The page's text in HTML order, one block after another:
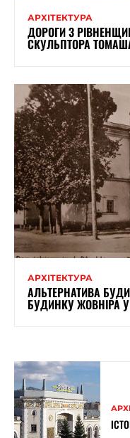
АРХІТЕКТУРА
ДОРОГИ З
СКУЛЬПТОРА
АРХІТЕКТУРА
АЛЬТЕРНАТИВА
БУДИНКУ ЖОВНІРА